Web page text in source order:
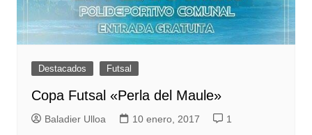
Destacados Futsal
Copa Futsal «Perla del Maule»
Baladier Ulloa 10 enero, 2017 1